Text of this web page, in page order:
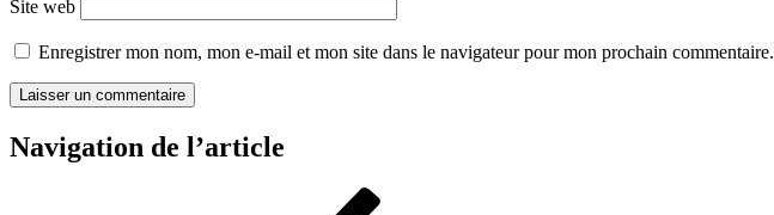
Site web
Enregistrer mon nom, mon e-mail et mon site dans le navigateur pour mon prochain commentaire.
Navigation de l’article